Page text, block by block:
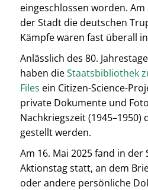
eingeschlossen worden.
der Stadt die deutschen
Kämpfe waren fast überall
Anlässlich des 80.
haben dieStaatsbibliothek
Files ein Citizen-Science-
private Dokumente und
Nachkriegszeit
gestellt werden.
Am 16. Mai 2025 fand in
Aktionstag statt, an dem
oder andere persönliche